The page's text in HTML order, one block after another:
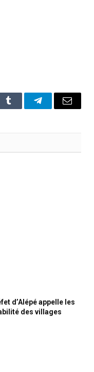
Tumblr TelegramEmail
d’Alépé appelle les
des villages